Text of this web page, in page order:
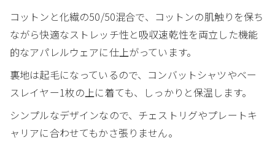
コットンと化繊の50/50混合で、コットンの肌触りを保ち
ながら快適なストレッチ性と吸収速乾性を両立した機能
的なアパレルウェアに仕上がっています。
裏地は起毛になっているので、コンバットシャツやベー
スレイヤー1枚の上に着ても、しっかりと保温します。
シンプルなデザインなので、チェストリグやプレートキ
ャリアに合わせてもかさ張りません。